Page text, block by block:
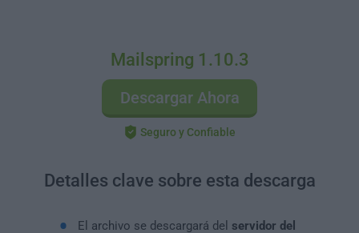
Mailspring 1.10.3
Descargar Ahora
Seguro y Confiable
Detalles clave sobre esta descarga
El archivo se descargará del servidor del